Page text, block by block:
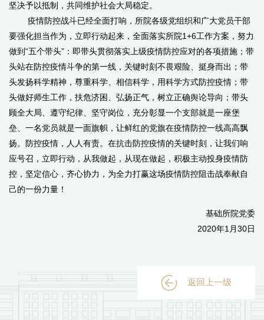
坚决予以抵制，共同维护社会大局稳定。
疫情防控战斗已经全面打响，所院各级党组织和广大党员干部
要强化担当作为，立即行动起来，全面落实所院1+6工作方案，努力
做到“五个带头”：即带头贯彻落实上级疫情防控应对的各项措施；带
头站在防控疫情斗争的第一线，关键时刻不畏艰险、挺身而出；带
头发扬科学精神，尊重科学、相信科学，用科学方式防控疫情；带
头做好师生工作，扶危济困、弘扬正气，树立正确舆论导向；带头
顾全大局、遵守纪律、坚守岗位，充分彰显一个支部就是一座堡
垒、一名党员就是一面旗帜，让鲜红的党旗在疫情防控一线高高飘
扬。防控疫情，人人有责。在抗击防控疫情的关键时刻，让我们响
应号召，立即行动，从我做起，从现在做起，积极主动投身疫情防
控，坚定信心，齐心协力，为全力打赢这场疫情防控阻击战奉献自
己的一份力量！
基础所院党委
2020年1月30日
返回上一级